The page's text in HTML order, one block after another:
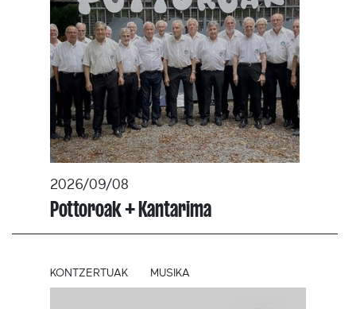
2026/09/08
Pottoroak + Kantarima
KONTZERTUAK MUSIKA